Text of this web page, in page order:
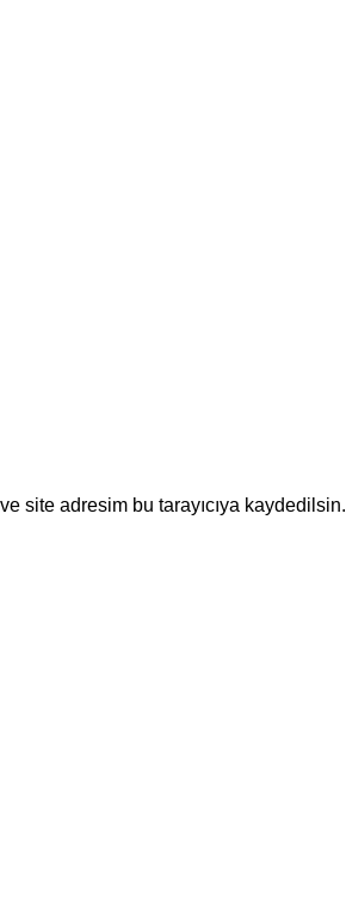
site adresim bu tarayıcıya kaydedilsin.